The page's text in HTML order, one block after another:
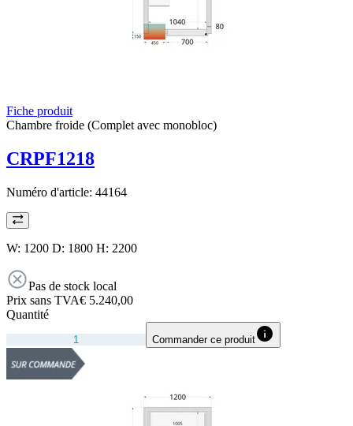
Fiche produit
Chambre froide (Complet avec monobloc)
CRPF1218
Numéro d'article: 44164
W: 1200 D: 1800 H: 2200
Pas de stock local
Prix sans TVA€ 5.240,00
Quantité
Commander ce produit